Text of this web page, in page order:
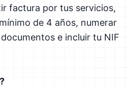
factura por tus servicios,
de 4 años, numerar
e incluir tu NIF